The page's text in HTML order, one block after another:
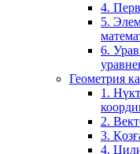
4.
5.
6.
Геометрия
1.
2.
3.
4.